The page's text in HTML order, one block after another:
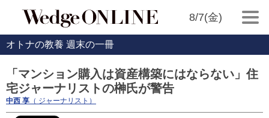
8/7(金)
オトナの教養 週末の一冊
「マンション購入は資産構築にはならない」住
宅ジャーナリストの榊氏が警告
中西 享 （ ジャーナリスト）